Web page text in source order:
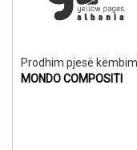
Prodhim pjesë
MONDO COMPOSITI